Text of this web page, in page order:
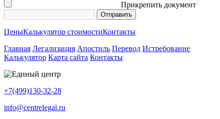
Прикрепить документ
ЦеныКалькулятор стоимостиКонтакты
Главная Легализация Апостиль Перевод Истребование
Калькулятор Карта сайта Контакты
+7(499)130-32-28
info@centrelegal.ru